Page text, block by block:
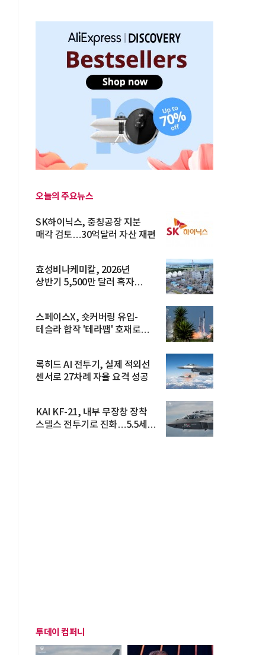
오늘의 주요뉴스
SK하이닉스, 충칭공장 지분
매각 검토…30억달러 자산 재편
효성비나케미칼, 2026년
상반기 5,500만 달러 흑자
스페이스X, 숏커버링 유입-
테슬라 합작 '테라팹' 호재로
록히드 AI 전투기, 실제 적외선
센서로 27차례 자율 요격 성공
KAI KF-21, 내부 무장창 장착
스텔스 전투기로 진화…5.5세대
투데이 컴퍼니